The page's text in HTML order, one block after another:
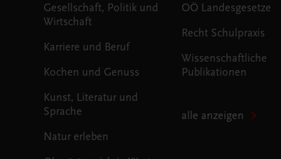
Gesellschaft, Politik und
Wirtschaft
Karriere und Beruf
Kochen und Genuss
Kunst, Literatur und
Sprache
Natur erleben
OÖ Landesgesetze
Recht Schulpraxis
Wissenschaftliche
Publikationen
alle anzeigen